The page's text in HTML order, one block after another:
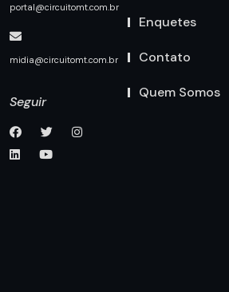
portal@circuitomt.com.br
midia@circuitomt.com.br
Seguir
Enquetes
Contato
Quem Somos